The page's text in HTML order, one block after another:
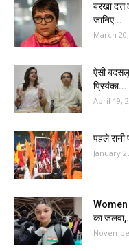
बरखा दत्त
जानिए...
March
ऐसी
प्रियंका...
April 19,
पहले
January
Women
का